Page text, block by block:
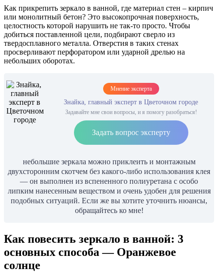
Как прикрепить зеркало в ванной, где материал стен – кирпич
или монолитный бетон? Это высокопрочная поверхность,
целостность которой нарушить не так-то просто. Чтобы
добиться поставленной цели, подбирают сверло из
твердосплавного металла. Отверстия в таких стенах
просверливают перфоратором или ударной дрелью на
небольших оборотах.
Мнение эксперта
Знайка, главный эксперт в Цветочном городе
Задавайте мне свои вопросы, и я помогу разобраться!
Задать вопрос эксперту
небольшие зеркала можно приклеить и монтажным
двухсторонним скотчем без какого-либо использования клея
— он выполнен из вспененного полиуретана с особо
липким нанесенным веществом и очень удобен для решения
подобных ситуаций. Если же вы хотите уточнить нюансы,
обращайтесь ко мне!
Как повесить зеркало в ванной: 3
основных способа — Оранжевое
солнце